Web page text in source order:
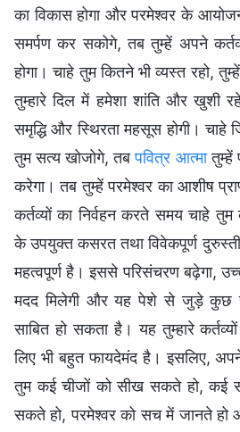
का विकास होगा और परमेश्वर के
समर्पण कर सकोगे, तब तुम्हें अपने
होगा। चाहे तुम कितने भी व्यस्त रहो,
तुम्हारे दिल में हमेशा शांति और खुशी
समृद्धि और स्थिरता महसूस होगी।
तुम सत्य खोजोगे, तबपवित्र आत्मातुम्हें
करेगा। तब तुम्हें परमेश्वर का आशीष
कर्तव्यों का निर्वहन करते समय चाहे
के उपयुक्त कसरत तथा विवेकपूर्ण दुरुस्ती
महत्वपूर्ण है। इससे परिसंचरण बढ़ेगा,
मदद मिलेगी और यह पेशे से जुड़े कुछ
साबित हो सकता है। यह तुम्हारे
लिए भी बहुत फायदेमंद है। इसलिए,
तुम कई चीजों को सीख सकते हो, कई
सकते हो, परमेश्वर को सच में जानते हो